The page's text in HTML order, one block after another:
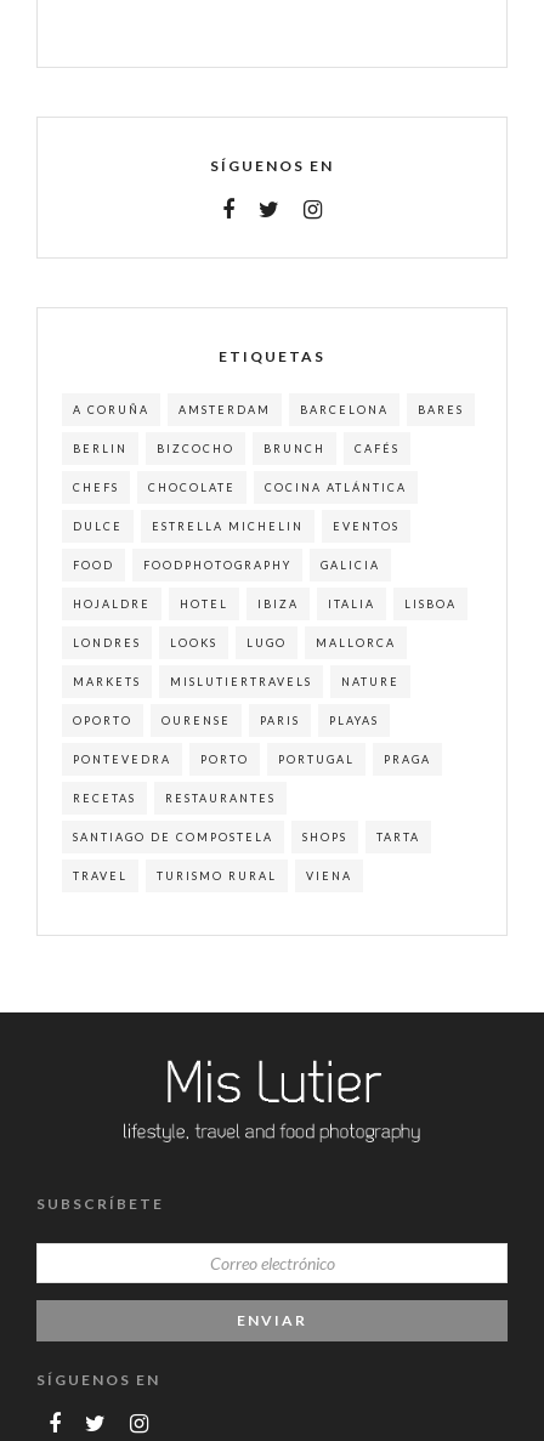
SÍGUENOS EN
ETIQUETAS
A CORUÑA AMSTERDAM BARCELONA BARES
BERLIN BIZCOCHO BRUNCH CAFÉS
CHEFS CHOCOLATE COCINA ATLÁNTICA
DULCE ESTRELLA MICHELIN EVENTOS
FOOD FOODPHOTOGRAPHY GALICIA
HOJALDRE HOTEL IBIZA ITALIA LISBOA
LONDRES LOOKS LUGO MALLORCA
MARKETS MISLUTIERTRAVELS NATURE
OPORTO OURENSE PARIS PLAYAS
PONTEVEDRA PORTO PORTUGAL PRAGA
RECETAS RESTAURANTES
SANTIAGO DE COMPOSTELA SHOPS TARTA
TRAVEL TURISMO RURAL VIENA
SUBSCRÍBETE
SÍGUENOS EN